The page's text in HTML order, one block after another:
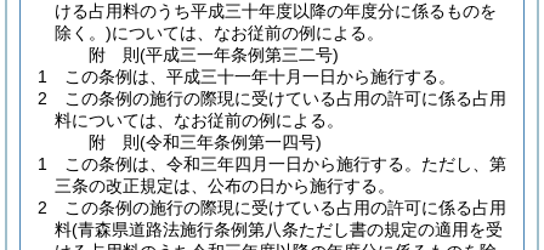
ける占用料のうち平成三十年度以降の年度分に係るものを
除く。)については、なお従前の例による。
附 則(平成三一年条例第三二号)
1
この条例は、平成三十一年十月一日から施行する。
2
この条例の施行の際現に受けている占用の許可に係る占用
料については、なお従前の例による。
附 則(令和三年条例第一四号)
1
この条例は、令和三年四月一日から施行する。 ただし、第
三条の改正規定は、公布の日から施行する。
2
この条例の施行の際現に受けている占用の許可に係る占用
料(青森県道路法施行条例第八条ただし書の規定の適用を受